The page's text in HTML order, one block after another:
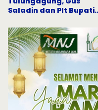
Saladin dan Plt Bupati
Keislaman